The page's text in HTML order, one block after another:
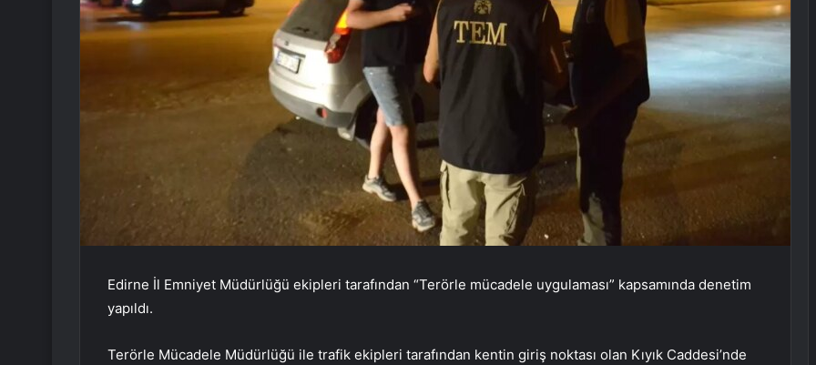
Edirne İl Emniyet Müdürlüğü ekipleri tarafından “Terörle mücadele uygulaması” kapsamında denetim
yapıldı.
Terörle Mücadele Müdürlüğü ile trafik ekipleri tarafından kentin giriş noktası olan Kıyık Caddesi’nde